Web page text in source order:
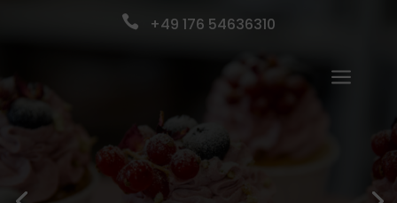
 +49 176 54636310
a